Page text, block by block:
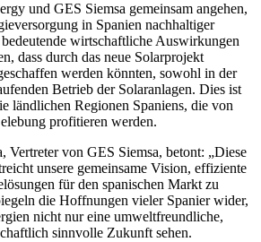
und GES Siemsa gemeinsam angehen,
in Spanien nachhaltiger
bedeutende wirtschaftliche Auswirkungen
dass durch das neue Solarprojekt
werden könnten, sowohl in der
Betrieb der Solaranlagen. Dies ist
ländlichen Regionen Spaniens, die von
profitieren werden.
Vertreter von GES Siemsa, betont: „Diese
unsere gemeinsame Vision, effiziente
für den spanischen Markt zu
die Hoffnungen vieler Spanier wider,
nicht nur eine umweltfreundliche,
sinnvolle Zukunft sehen.